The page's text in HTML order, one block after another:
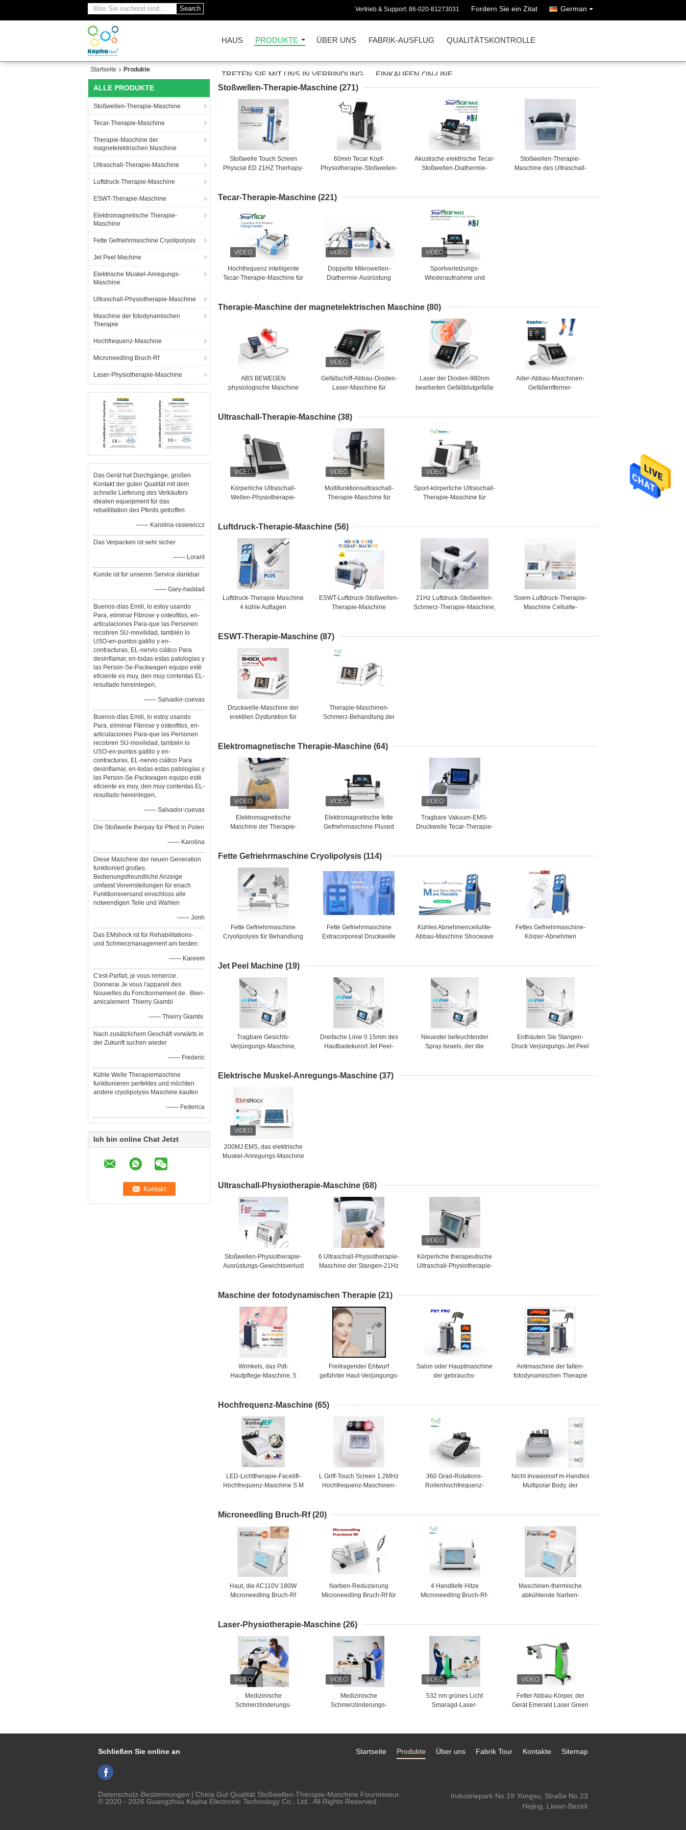
Search Vertrieb & Support: 86-020-81273031 Fordern Sie ein Zitat German
HAUS PRODUKTE ÜBER UNS FABRIK-AUSFLUG QUALITÄTSKONTROLLE
TRETEN SIE MIT UNS IN VERBINDUNG EINKAUFEN ON-LINE
Startseite Produkte
ALLE PRODUKTE
Stoßwellen-Therapie-Maschine
Tecar-Therapie-Maschine
Therapie-Maschine der
magnetelektrischen Maschine
Ultraschall-Therapie-Maschine
Luftdruck-Therapie-Maschine
ESWT-Therapie-Maschine
Elektromagnetische Therapie-
Maschine
Fette Gefriehrmaschine Cryolipolysis
Jet Peel Machine
Elektrische Muskel-Anregungs-
Maschine
Ultraschall-Physiotherapie-Maschine
Maschine der fotodynamischen
Therapie
Hochfrequenz-Maschine
Microneedling Bruch-Rf
Laser-Physiotherapie-Maschine
Das Gerät hat Durchgänge, großen
Kontakt der guten Qualität mit dem
schnelle Lieferung des Verkäufers
idealen equeipment für das
rebalilitation des Pferds getroffen
—— Karolina-rasiewiccz
Das Verpacken ist sehr sicher
—— Lorant
Kunde ist für unseren Service dankbar
—— Gary-haddad
Buenos-días Emili, lo estoy usando
Para, eliminar Fibrose y osteofitos, en-
articulaciones Para-que las Personen
recobren SU-movilidad, también lo
USO-en-puntos gatillo y en-
contracturas, EL-nervio ciático Para
desinflamar, en-todas estas patologías y
las Person-Se-Packwagen equipo esté
eficiente es muy, den muy contentas EL-
resultado hereinlegen,
—— Salvador-cuevas
Buenos-días Emili, lo estoy usando
Para, eliminar Fibrose y osteofitos, en-
articulaciones Para-que las Personen
recobren SU-movilidad, también lo
USO-en-puntos gatillo y en-
contracturas, EL-nervio ciático Para
desinflamar, en-todas estas patologías y
las Person-Se-Packwagen equipo esté
eficiente es muy, den muy contentas EL-
resultado hereinlegen,
—— Salvador-cuevas
Die Stoßwelle therpay für Pferd in Polen
—— Karolina
Diese Maschine der neuen Generation
funktioniert großes.
Bedienungsfreundliche Anzeige
umfasst Voreinstellungen für enach
Funktionsversand einschloss alle
notwendigen Teile und Wahlen
—— Jonh
Das EMshock ist für Rehabilitations-
und Schmerzmanagement am besten:
—— Kareem
C'est-Parfait, je vous remercie.
Donnerai Je vous l'appareil des
Nouvelles du Fonctionnement de. Bien-
amicalement Thierry Giambi
—— Thierry Giambi
Nach zusätzlichem Geschäft vorwärts in
der Zukunft suchen wieder
—— Frederic
Kühle Welle Therapiemaschine
funktionieren perfektes und möchten
andere cryolipolysis Maschine kaufen
—— Federica
Ich bin online Chat Jetzt
Stoßwellen-Therapie-Maschine (271)
Stoßwelle Touch Screen
Physcial ED 21HZ Therhapy-
60mm Tecar Kopf-
Physiotherapie-Stoßwellen-
Akustische elektrische Tecar-
Stoßwellen-Diathermie-
Stoßwellen-Therapie-
Maschine des Ultraschall-
Tecar-Therapie-Maschine (221)
Hochfrequenz intelligente
Tecar-Therapie-Maschine für
Doppelte Mikrowellen-
Diathermie-Ausrüstung
Tecar für Muskel entspannen
Sportverletzungs-
Wiederaufnahme und
Maschine
Therapie-Maschine der magnetelektrischen Maschine (80)
ABS BEWEGEN
physiologische Maschine
Massager-magnetisches
wellenartig
Gefäßschiff-Abbau-Dioden-
Laser-Maschine für
Laser der Dioden-980nm
bearbeiten Gefäßblutgefäße
Ader-Abbau-Maschinen-
Gefäßentferner-
Ultraschall-Therapie-Maschine (38)
Körperliche Ultraschall-
Wellen-Physiotherapie-
Multifunktionsultraschall-
Therapie-Maschine für
Sport-körperliche Ultraschall-
Therapie-Maschine für
Luftdruck-Therapie-Maschine (56)
Luftdruck-Therapie Maschine
4 kühle Auflagen
Körper, der Maschine
ESWT-Luftdruck-Stoßwellen-
Therapie-Maschine
21Hz Luftdruck-Stoßwellen-
Schmerz-Therapie-Maschine,
Soem-Luftdruck-Therapie-
Maschine Cellulite-
ESWT-Therapie-Maschine (87)
Druckwelle-Maschine der
erektilen Dysfunktion für
Therapie-Maschinen-
Schmerz-Behandlung der
Elektromagnetische Therapie-Maschine (64)
Elektromagnetische
Maschine der Therapie-
Elektromagnetische fette
Gefriehrmaschine Plused
Tragbare Vakuum-EMS-
Druckwelle Tecar-Therapie-
Fette Gefriehrmaschine Cryolipolysis (114)
Fette Gefriehrmaschine
Cryolipolysis für Behandlung
Fette Gefriehrmaschine
Extracorporeal Druckwelle
Kühles Abnehmencellulite-
Abbau-Maschine Shocwave
Fettes Gefriehrmaschine-
Körper-Abnehmen
Jet Peel Machine (19)
Tragbare Gesichts-
Verjüngungs-Maschine,
Dreifache Linie 0.15mm des
Hautbadekurort Jet Peel-
absorbieren
Neuester befeuchtender
Spray Israels, der die
Nadel mesotherapy Jetmit
Enthäuten Sie Stangen-
Druck Verjüngungs-Jet Peel
Elektrische Muskel-Anregungs-Maschine (37)
200MJ EMS, das elektrische
Muskel-Anregungs-Maschine
Ultraschall-Physiotherapie-Maschine (68)
Stoßwellen-Physiotherapie-
Ausrüstungs-Gewichtsverlust
6 Ultraschall-Physiotherapie-
Maschine der Stangen-21Hz
Körperliche therapeutische
Ultraschall-Physiotherapie-
Maschine der fotodynamischen Therapie (21)
Wrinkels, das Pdt-
Hautpflege-Maschine, 5
Maschine entfernt
Freitragender Entwurf
geführter Haut-Verjüngungs-
Gebrauch
Salon oder Hauptmaschine
der gebrauchs-
schmerzlos
Antimaschine der falten-
fotodynamischen Therapie
Hochfrequenz-Maschine (65)
LED-Lichttherapie-Facelift-
Hochfrequenz-Maschine S M
L Griff-Touch Screen 1.2MHz
Hochfrequenz-Maschinen-
360 Grad-Rotations-
Rollenhochfrequenz-
Nicht Invasionsrf m-Handles
Multipolar Body, der
Microneedling Bruch-Rf (20)
Haut, die AC110V 180W
Microneedling Bruch-Rf
Narben-Reduzierung
Microneedling Bruch-Rf für
4 Handtiefe Hitze
Microneedling Bruch-Rf-
Maschinen-thermische
abkühlende Narben-
Microneedle
Laser-Physiotherapie-Maschine (26)
Medizinische
Schmerzlinderungs-
Laser-Therapie-Glas-3
Medizinische
Schmerzlinderungs-
Laser-Therapie-Glas-3
532 nm grünes Licht
Smaragd-Laser-
Gewichtsverlustgerät
Fetter Abbau-Körper, der
Gerät Emerald Laser Green
Schließen Sie online an Sitemap
Kontakte
Fabrik Tour
Über uns
Produkte
Startseite
Datenschutz-Bestimmungen | China Gut Qualität Stoßwellen-Therapie-Maschine Fournisseur.
© 2020 - 2026 Guangzhou Kapha Electronic Technology Co., Ltd.. All Rights Reserved.
Industriepark No.19 Yongxu, Straße No.23
Hejing, Liwan-Bezirk